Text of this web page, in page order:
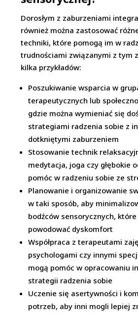
Dorosłym z zaburzeniami
również można zastosować
techniki, które pomogą im w
trudnościami związanymi z tym
kilka przykładów:
Poszukiwanie wsparcia w
terapeutycznych lub
gdzie można wymieniać się
strategiami radzenia sobie z
dotkniętymi zaburzeniem
Stosowanie technik
medytacja, joga czy głębokie
pomóc w radzeniu sobie ze
Planowanie i organizowanie
w taki sposób, aby
bodźców sensorycznych,
powodować dyskomfort
Współpraca z terapeutami
psychologami czy innymi
mogą pomóc w opracowaniu
strategii radzenia sobie
Uczenie się asertywności i
potrzeb, aby inni mogli lepiej